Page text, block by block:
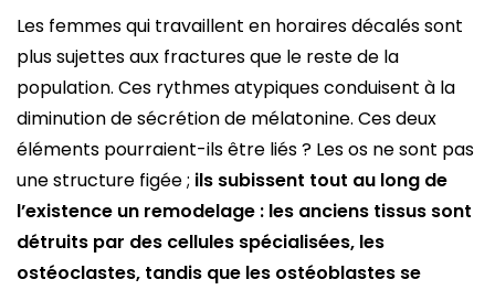
Les femmes qui travaillent en horaires décalés sont
plus sujettes aux fractures que le reste de la
population. Ces rythmes atypiques conduisent à la
diminution de sécrétion de mélatonine. Ces deux
éléments pourraient-ils être liés ? Les os ne sont pas
une structure figée ; ils subissent tout au long de
l’existence un remodelage : les anciens tissus sont
détruits par des cellules spécialisées, les
ostéoclastes, tandis que les ostéoblastes se